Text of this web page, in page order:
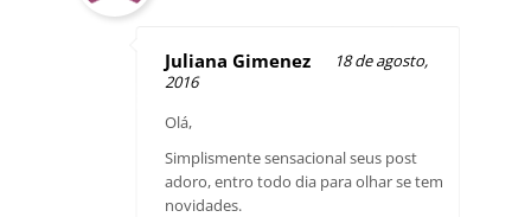
Juliana Gimenez
18 de agosto,
2016
Olá,
Simplismente sensacional seus post
adoro, entro todo dia para olhar se tem
novidades.